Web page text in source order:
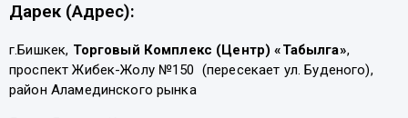
Дарек (Адрес):
г.Бишкек, Торговый Комплекс (Центр) «Табылга»,
проспект Жибек-Жолу №150 (пересекает ул. Буденого),
район Аламединского рынка